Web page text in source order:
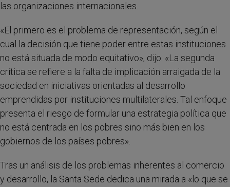
las organizaciones internacionales.
«El primero es el problema de representación, según el
cual la decisión que tiene poder entre estas instituciones
no está situada de modo equitativo», dijo. «La segunda
crítica se refiere a la falta de implicación arraigada de la
sociedad en iniciativas orientadas al desarrollo
emprendidas por instituciones multilaterales. Tal enfoque
presenta el riesgo de formular una estrategia política que
no está centrada en los pobres sino más bien en los
gobiernos de los países pobres».
Tras un análisis de los problemas inherentes al comercio
y desarrollo, la Santa Sede dedica una mirada a «lo que se